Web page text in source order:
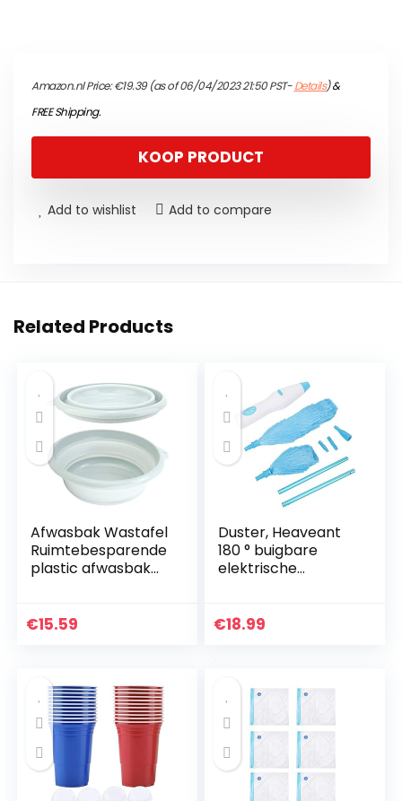
Amazon.nl Price:€19.39(as of 06/04/2023 21:50 PST-Details)&
FREE Shipping.
KOOP PRODUCT
Add to wishlist Add to compare
Related Products
Afwasbak Wastafel
Ruimtebesparende
plastic afwasbak
blue)
€15.59
Duster, Heaveant
180 ° buigbare
elektrische
Meubelreinigingsge
€18.99